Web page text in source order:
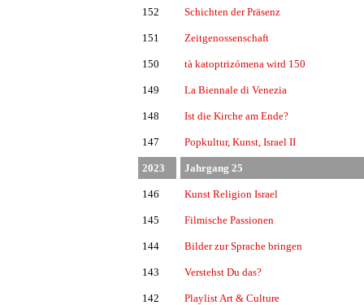
152 Schichten der Präsenz
151 Zeitgenossenschaft
150 tà katoptrizómena wird 150
149 La Biennale di Venezia
148 Ist die Kirche am Ende?
147 Popkultur, Kunst, Israel II
2023 Jahrgang 25
146 Kunst Religion Israel
145 Filmische Passionen
144 Bilder zur Sprache bringen
143 Verstehst Du das?
142 Playlist Art & Culture